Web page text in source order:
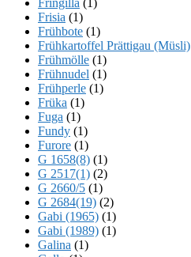
Frisia (1)
Frühbote (1)
Frühkartoffel Prättigau (Müsli)
Frühmölle (1)
Frühnudel (1)
Frühperle (1)
Früka (1)
Fuga (1)
Fundy (1)
Furore (1)
G 1658(8) (1)
G 2517(1) (2)
G 2660/5 (1)
G 2684(19) (2)
Gabi (1965) (1)
Gabi (1989) (1)
Galina (1)